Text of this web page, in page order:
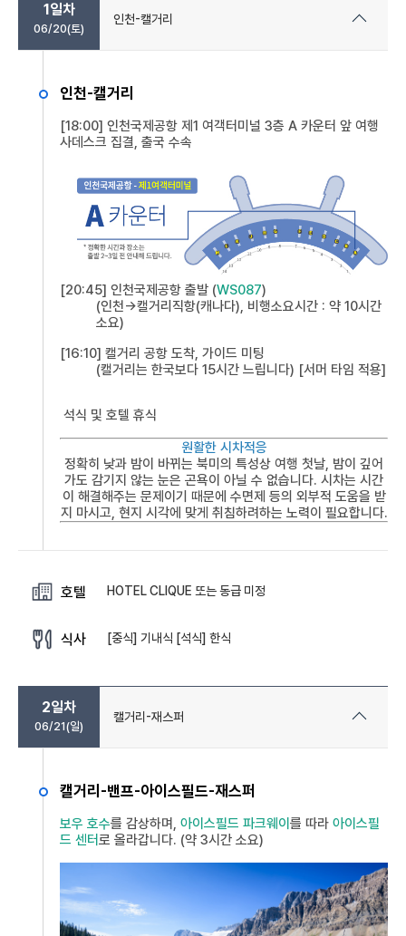
1일차
06/20(토)
인천-캘거리
인천-캘거리
[18:00] 인천국제공항 제1 여객터미널 3층 A 카운터 앞 여행
사데스크 집결, 출국 수속
[20:45] 인천국제공항 출발 (WS087)
(인천->캘거리직항(캐나다), 비행소요시간 : 약 10시간
소요)
[16:10] 캘거리 공항 도착, 가이드 미팅
(캘거리는 한국보다 15시간 느립니다) [서머 타임 적용]
석식 및 호텔 휴식
원활한 시차적응
정확히 낮과 밤이 바뀌는 북미의 특성상 여행 첫날, 밤이 깊어
가도 감기지 않는 눈은 곤욕이 아닐 수 없습니다. 시차는 시간
이 해결해주는 문제이기 때문에 수면제 등의 외부적 도움을 받
지 마시고, 현지 시각에 맞게 취침하려하는 노력이 필요합니다.
호텔 HOTEL CLIQUE 또는 동급 미정
식사 [중식] 기내식 [석식] 한식
2일차
06/21(일)
캘거리-재스퍼
캘거리-밴프-아이스필드-재스퍼
보우 호수를 감상하며, 아이스필드 파크웨이 를 따라 아이스필
드 센터로 올라갑니다. (약 3시간 소요)